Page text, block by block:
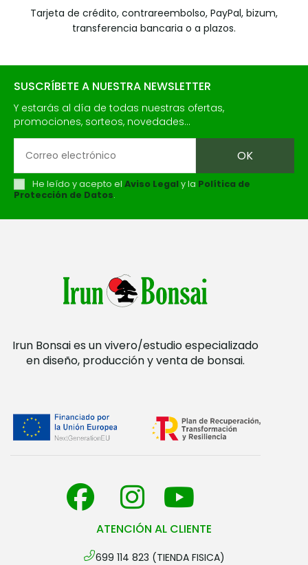
Tarjeta de crédito, contrareembolso, PayPal, bizum,
transferencia bancaria o a plazos.
SUSCRÍBETE A NUESTRA NEWSLETTER
Y estarás al día de todas nuestras ofertas,
promociones, sorteos, novedades...
He leído y acepto el Aviso Legaly la Política de
Protección de Datos.
Irun Bonsai es un vivero/estudio especializado
en diseño, producción y venta de bonsai.
ATENCIÓN AL CLIENTE
699 114 823 (TIENDA FISICA)